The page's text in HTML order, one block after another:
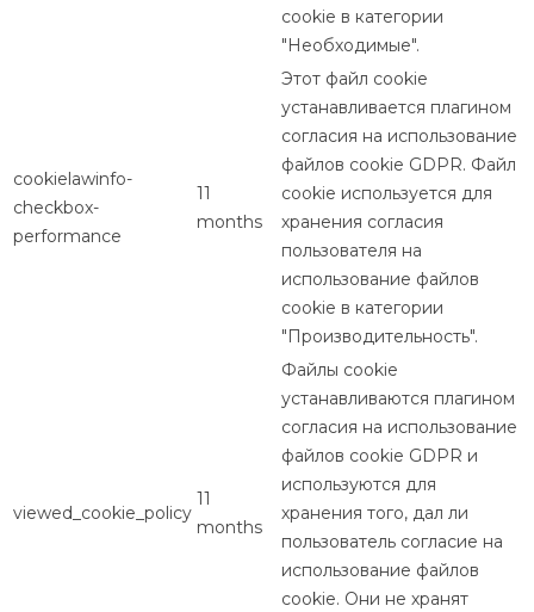
cookie в категории
"Необходимые".
cookielawinfo-
checkbox-
performance
11
months
Этот файл cookie
устанавливается плагином
согласия на использование
файлов cookie GDPR. Файл
cookie используется для
хранения согласия
пользователя на
использование файлов
cookie в категории
"Производительность".
viewed_cookie_policy
11
months
Файлы cookie
устанавливаются плагином
согласия на использование
файлов cookie GDPR и
используются для
хранения того, дал ли
пользователь согласие на
использование файлов
cookie. Они не хранят